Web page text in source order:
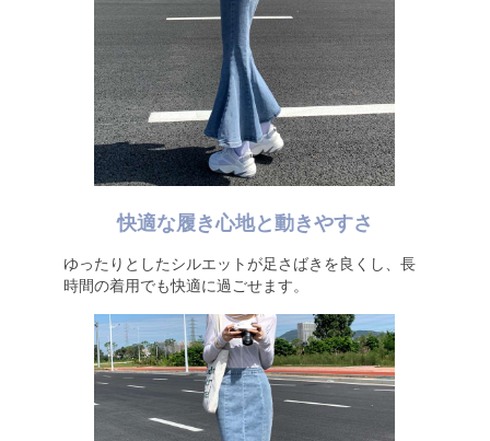
快適な履き心地と動きやすさ
ゆったりとしたシルエットが足さばきを良くし、長
時間の着用でも快適に過ごせます。